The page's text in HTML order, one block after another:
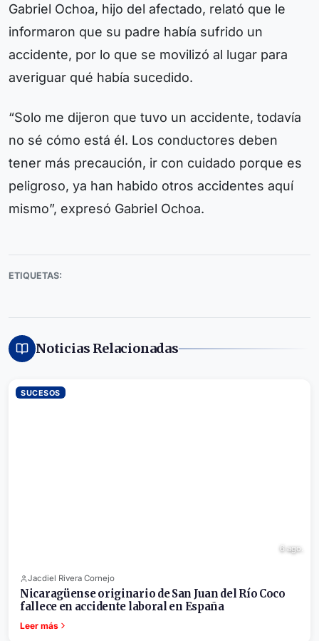
Gabriel Ochoa, hijo del afectado, relató que le
informaron que su padre había sufrido un
accidente, por lo que se movilizó al lugar para
averiguar qué había sucedido.
“Solo me dijeron que tuvo un accidente, todavía
no sé cómo está él. Los conductores deben
tener más precaución, ir con cuidado porque es
peligroso, ya han habido otros accidentes aquí
mismo”, expresó Gabriel Ochoa.
ETIQUETAS:
Noticias Relacionadas
SUCESOS
6 ago.
Jacdiel Rivera Cornejo
Nicaragüense originario de San Juan del Río Coco
fallece en accidente laboral en España
Leer más